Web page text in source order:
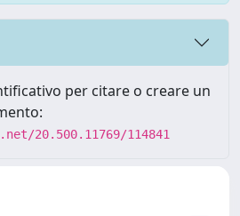
per citare o creare un
20.500.11769/114841